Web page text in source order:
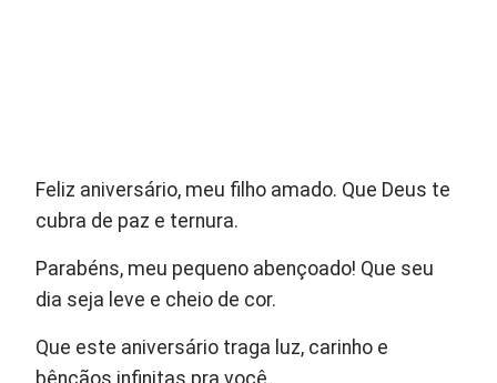
Feliz aniversário, meu filho amado. Que Deus te
cubra de paz e ternura.
Parabéns, meu pequeno abençoado! Que seu
dia seja leve e cheio de cor.
Que este aniversário traga luz, carinho e
bênçãos infinitas pra você.